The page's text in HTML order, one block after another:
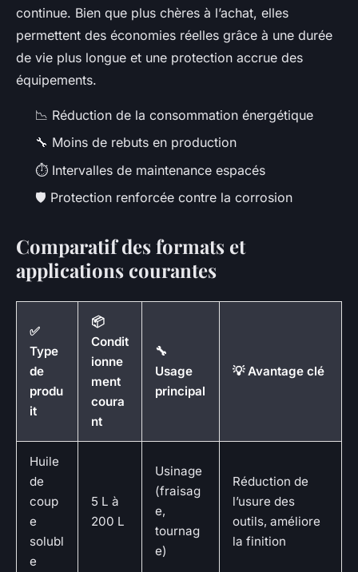
continue. Bien que plus chères à l’achat, elles
permettent des économies réelles grâce à une durée
de vie plus longue et une protection accrue des
équipements.
📉 Réduction de la consommation énergétique
🔧 Moins de rebuts en production
⏱️ Intervalles de maintenance espacés
🛡️ Protection renforcée contre la corrosion
Comparatif des formats et
applications courantes
✅
Type
de
produ
it
📦
Condit
ionne
ment
coura
nt
🔧
Usage
principal
💡 Avantage clé
Huile
de
coup
e
solubl
e
5 L à
200 L
Usinage
(fraisag
e,
tournag
e)
Réduction de
l’usure des
outils, améliore
la finition